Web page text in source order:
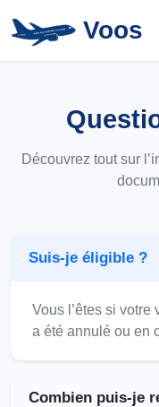
Voos
Découvrez tout sur
Suis-je éligible ?
Vous l’êtes si votre
a été annulé ou en
Combien puis-je